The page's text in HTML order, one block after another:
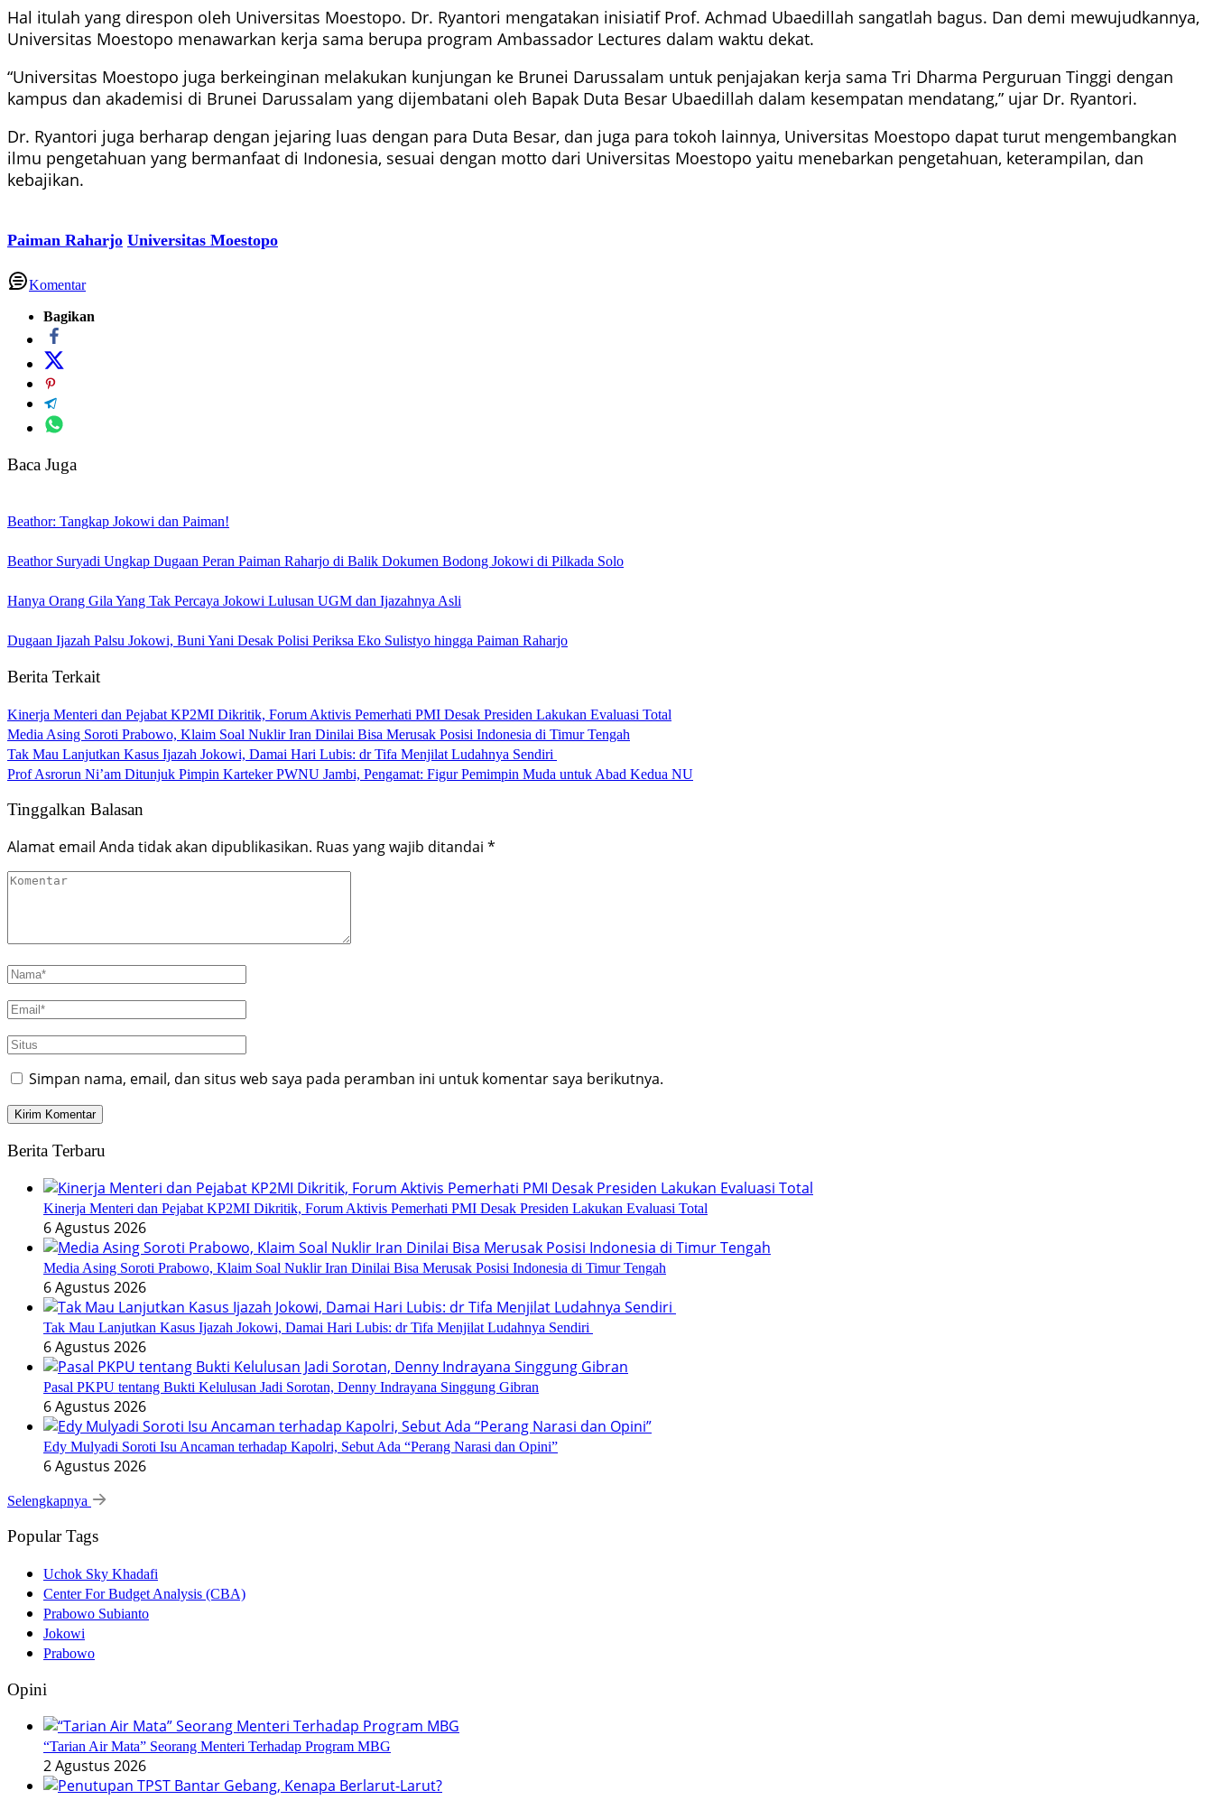
Hal itulah yang direspon oleh Universitas Moestopo. Dr. Ryantori mengatakan inisiatif Prof. Achmad Ubaedillah sangatlah bagus. Dan demi mewujudkannya,
Universitas Moestopo menawarkan kerja sama berupa program Ambassador Lectures dalam waktu dekat.
“Universitas Moestopo juga berkeinginan melakukan kunjungan ke Brunei Darussalam untuk penjajakan kerja sama Tri Dharma Perguruan Tinggi dengan
kampus dan akademisi di Brunei Darussalam yang dijembatani oleh Bapak Duta Besar Ubaedillah dalam kesempatan mendatang,” ujar Dr. Ryantori.
Dr. Ryantori juga berharap dengan jejaring luas dengan para Duta Besar, dan juga para tokoh lainnya, Universitas Moestopo dapat turut mengembangkan
ilmu pengetahuan yang bermanfaat di Indonesia, sesuai dengan motto dari Universitas Moestopo yaitu menebarkan pengetahuan, keterampilan, dan
kebajikan.
Paiman Raharjo Universitas Moestopo
Komentar
Bagikan
Baca Juga
Beathor: Tangkap Jokowi dan Paiman!
Beathor Suryadi Ungkap Dugaan Peran Paiman Raharjo di Balik Dokumen Bodong Jokowi di Pilkada Solo
Hanya Orang Gila Yang Tak Percaya Jokowi Lulusan UGM dan Ijazahnya Asli
Dugaan Ijazah Palsu Jokowi, Buni Yani Desak Polisi Periksa Eko Sulistyo hingga Paiman Raharjo
Berita Terkait
Kinerja Menteri dan Pejabat KP2MI Dikritik, Forum Aktivis Pemerhati PMI Desak Presiden Lakukan Evaluasi Total
Media Asing Soroti Prabowo, Klaim Soal Nuklir Iran Dinilai Bisa Merusak Posisi Indonesia di Timur Tengah
Tak Mau Lanjutkan Kasus Ijazah Jokowi, Damai Hari Lubis: dr Tifa Menjilat Ludahnya Sendiri
Prof Asrorun Ni’am Ditunjuk Pimpin Karteker PWNU Jambi, Pengamat: Figur Pemimpin Muda untuk Abad Kedua NU
Tinggalkan Balasan
Alamat email Anda tidak akan dipublikasikan. Ruas yang wajib ditandai *
Simpan nama, email, dan situs web saya pada peramban ini untuk komentar saya berikutnya.
Berita Terbaru
Kinerja Menteri dan Pejabat KP2MI Dikritik, Forum Aktivis Pemerhati PMI Desak Presiden Lakukan Evaluasi Total
6 Agustus 2026
Media Asing Soroti Prabowo, Klaim Soal Nuklir Iran Dinilai Bisa Merusak Posisi Indonesia di Timur Tengah
6 Agustus 2026
Tak Mau Lanjutkan Kasus Ijazah Jokowi, Damai Hari Lubis: dr Tifa Menjilat Ludahnya Sendiri
6 Agustus 2026
Pasal PKPU tentang Bukti Kelulusan Jadi Sorotan, Denny Indrayana Singgung Gibran
6 Agustus 2026
Edy Mulyadi Soroti Isu Ancaman terhadap Kapolri, Sebut Ada “Perang Narasi dan Opini”
6 Agustus 2026
Selengkapnya
Popular Tags
Uchok Sky Khadafi
Center For Budget Analysis (CBA)
Prabowo Subianto
Jokowi
Prabowo
Opini
“Tarian Air Mata” Seorang Menteri Terhadap Program MBG
2 Agustus 2026